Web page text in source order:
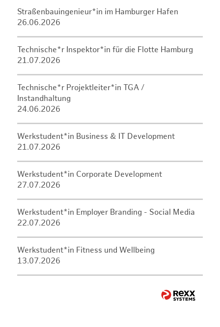
Straßenbauingenieur*in im Hamburger Hafen
26.06.2026
Technische*r Inspektor*in für die Flotte Hamburg
21.07.2026
Technische*r Projektleiter*in TGA /
Instandhaltung
24.06.2026
Werkstudent*in Business & IT Development
21.07.2026
Werkstudent*in Corporate Development
27.07.2026
Werkstudent*in Employer Branding - Social Media
22.07.2026
Werkstudent*in Fitness und Wellbeing
13.07.2026